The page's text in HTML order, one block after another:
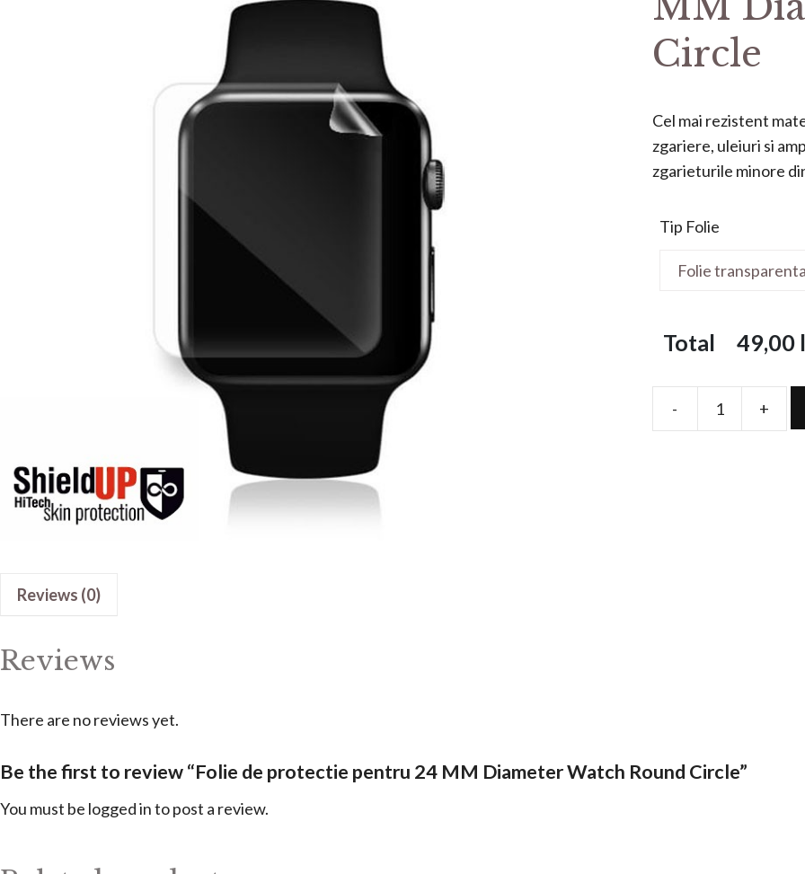
Circle
Cel mai rezistent
zgariere, uleiuri si
zgarieturile minore
Tip Folie
Total 49,00
- +
Reviews (0)
Reviews
There are no reviews yet.
Be the first to review “Folie de protectie pentru 24 MM Diameter Watch Round Circle”
You must be logged into post a review.